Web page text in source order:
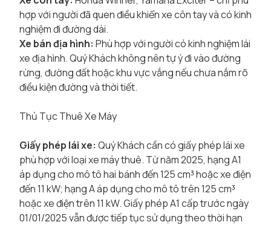
hợp với người đã quen điều khiển xe côn tay và có kinh
nghiệm đi đường dài.
Xe bán địa hình: Phù hợp với người có kinh nghiệm lái
xe địa hình. Quý Khách không nên tự ý đi vào đường
rừng, đường đất hoặc khu vực vắng nếu chưa nắm rõ
điều kiện đường và thời tiết.
Thủ Tục Thuê Xe Máy
Giấy phép lái xe: Quý Khách cần có giấy phép lái xe
phù hợp với loại xe máy thuê. Từ năm 2025, hạng A1
áp dụng cho mô tô hai bánh đến 125 cm³ hoặc xe điện
đến 11 kW; hạng A áp dụng cho mô tô trên 125 cm³
hoặc xe điện trên 11 kW. Giấy phép A1 cấp trước ngày
01/01/2025 vẫn được tiếp tục sử dụng theo thời hạn